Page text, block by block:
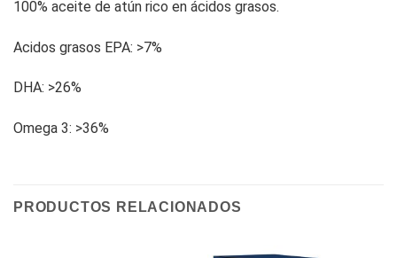
100% aceite de atún rico en ácidos grasos.
Acidos grasos EPA: >7%
DHA: >26%
Omega 3: >36%
PRODUCTOS RELACIONADOS